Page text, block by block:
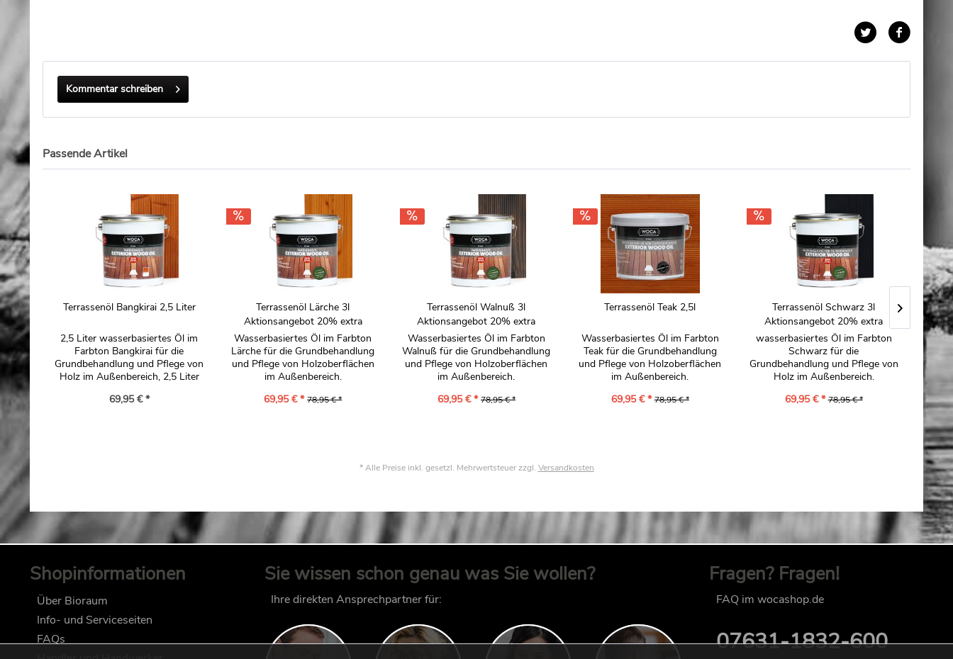
Kommentar schreiben
Passende Artikel
Terrassenöl Bangkirai 2,5 Liter
2,5 Liter wasserbasiertes Öl im
Farbton Bangkirai für die
Grundbehandlung und Pflege von
Holz im Außenbereich, 2,5 Liter
69,95 € *
Terrassenöl Lärche 3l
Aktionsangebot 20% extra
Wasserbasiertes Öl im Farbton
Lärche für die Grundbehandlung
und Pflege von Holzoberflächen
im Außenbereich.
69,95 € * 78,95 € *
Terrassenöl Walnuß 3l
Aktionsangebot 20% extra
Wasserbasiertes Öl im Farbton
Walnuß für die Grundbehandlung
und Pflege von Holzoberflächen
im Außenbereich.
69,95 € * 78,95 € *
Terrassenöl Teak 2,5l
Wasserbasiertes Öl im Farbton
Teak für die Grundbehandlung
und Pflege von Holzoberflächen
im Außenbereich.
69,95 € * 78,95 € *
Terrassenöl Schwarz 3l
Aktionsangebot 20% extra
wasserbasiertes Öl im Farbton
Schwarz für die
Grundbehandlung und Pflege von
Holz im Außenbereich.
69,95 € * 78,95 € *
* Alle Preise inkl. gesetzl. Mehrwertsteuer zzgl. Versandkosten
Shopinformationen
Über Bioraum
Info- und Serviceseiten
FAQs
Sie wissen schon genau was Sie wollen?
Ihre direkten Ansprechpartner für:
Fragen? Fragen!
FAQ im wocashop.de
07631-1832-600